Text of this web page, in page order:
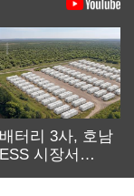
배터리 3사, 호남
ESS 시장서